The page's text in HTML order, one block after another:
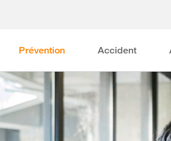
Prévention Accident